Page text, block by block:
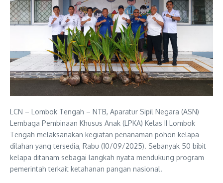
LCN – Lombok Tengah – NTB, Aparatur Sipil Negara (ASN)
Lembaga Pembinaan Khusus Anak (LPKA) Kelas II Lombok
Tengah melaksanakan kegiatan penanaman pohon kelapa
dilahan yang tersedia, Rabu (10/09/2025). Sebanyak 50 bibit
kelapa ditanam sebagai langkah nyata mendukung program
pemerintah terkait ketahanan pangan nasional.